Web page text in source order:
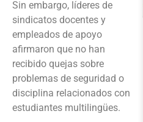
Sin embargo, líderes de
sindicatos docentes y
empleados de apoyo
afirmaron que no han
recibido quejas sobre
problemas de seguridad o
disciplina relacionados con
estudiantes multilingües.